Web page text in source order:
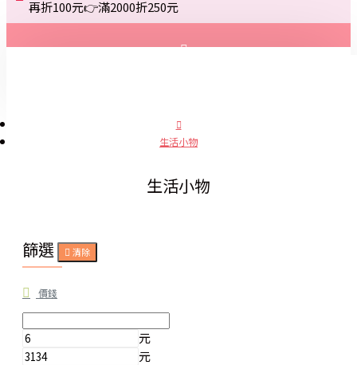
再折100元👉滿2000折250元
生活小物
生活小物
篩選 清除
價錢
元
元